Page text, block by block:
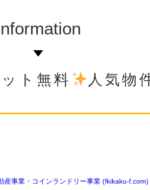
ト無料
人気物
事業・コインランドリー事業 (fkikaku-f.com)